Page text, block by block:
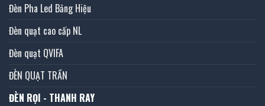
Đèn Pha Led Bảng Hiệu
Đèn quạt cao cấp NL
Đèn quạt QVIFA
ĐÈN QUẠT TRẦN
ĐÈN RỌI - THANH RAY